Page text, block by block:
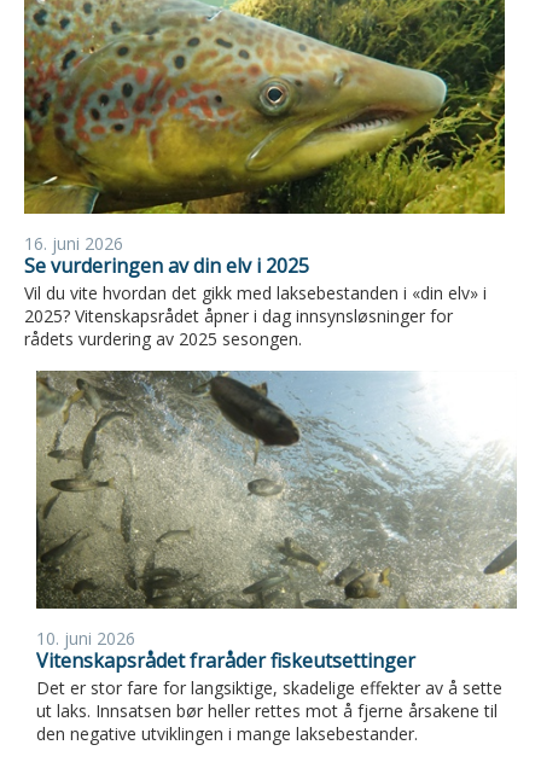
16. juni 2026
Se vurderingen av din elv i 2025
Vil du vite hvordan det gikk med laksebestanden i «din elv» i
2025? Vitenskapsrådet åpner i dag innsynsløsninger for
rådets vurdering av 2025 sesongen.
10. juni 2026
Vitenskapsrådet fraråder fiskeutsettinger
Det er stor fare for langsiktige, skadelige effekter av å sette
ut laks. Innsatsen bør heller rettes mot å fjerne årsakene til
den negative utviklingen i mange laksebestander.